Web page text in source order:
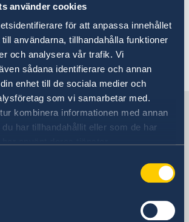
använder cookies
för att anpassa innehållet
användarna, tillhandahålla funktioner
och analysera vår trafik. Vi
sådana identifierare och annan
enhet till de sociala medier och
som vi samarbetar med.
kombinera informationen med annan
har tillhandahållit eller som de har
y de apertura de la
.
21 abr 2026, 8.55